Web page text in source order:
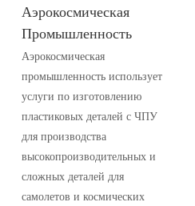
Аэрокосмическая
Промышленность
Аэрокосмическая
промышленность использует
услуги по изготовлению
пластиковых деталей с ЧПУ
для производства
высокопроизводительных и
сложных деталей для
самолетов и космических